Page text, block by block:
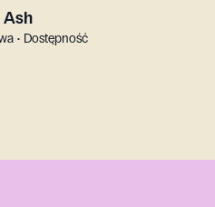
Ash
• Dostępność